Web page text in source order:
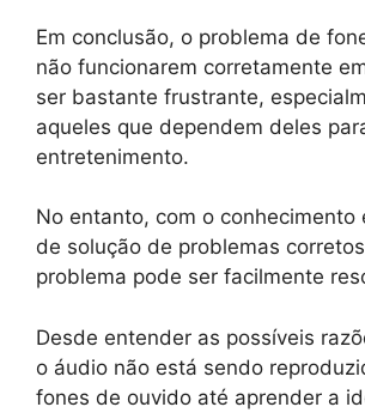
Em conclusão, o problema de
não funcionarem corretamente
ser bastante frustrante,
aqueles que dependem deles
entretenimento.
No entanto, com o conhecimento
de solução de problemas
problema pode ser facilmente
Desde entender as possíveis
o áudio não está sendo
fones de ouvido até aprender a